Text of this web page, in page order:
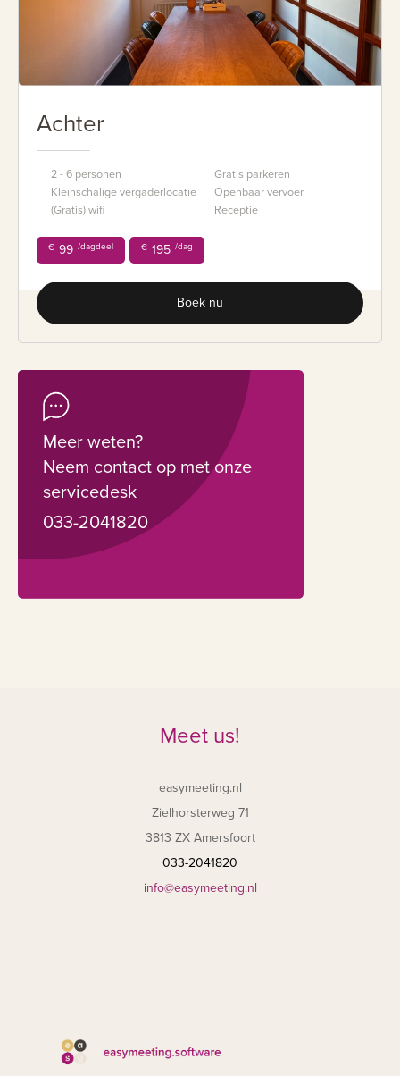
Achter
2 - 6 personen
Kleinschalige vergaderlocatie
(Gratis) wifi
Gratis parkeren
Openbaar vervoer
Receptie
€ 99 /dagdeel € 195 /dag
Boek nu
Meer weten?
Neem contact op met onze
servicedesk
033-2041820
Meet us!
easymeeting.nl
Zielhorsterweg 71
3813 ZX Amersfoort
033-2041820
info@easymeeting.nl